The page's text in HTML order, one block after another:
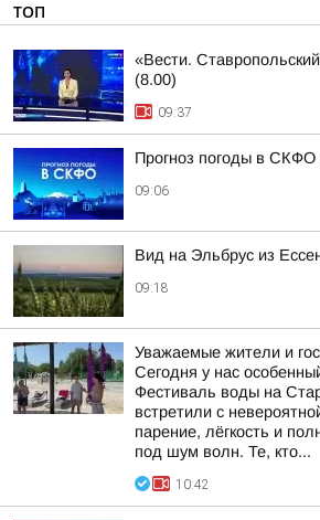
ТОП
«Вести.
(8.00)
09:37
Прогноз погоды в СКФО
09:06
Вид на Эльбрус из
09:18
Уважаемые жители и
Сегодня у нас
Фестиваль воды на
встретили с
парение, лёгкость и
под шум волн. Те, кто...
10:42